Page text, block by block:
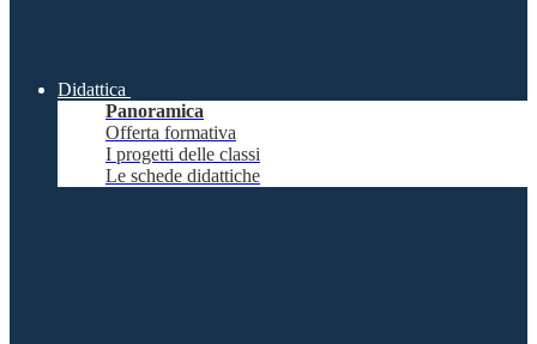
Didattica
Panoramica
Offerta formativa
I progetti delle classi
Le schede didattiche